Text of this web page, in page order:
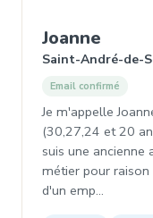
Joanne ,
Saint-André-de-
Email confirmé
Je m'appelle
(30,27,24 et 20
suis une
métier pour raison
d'un emp…